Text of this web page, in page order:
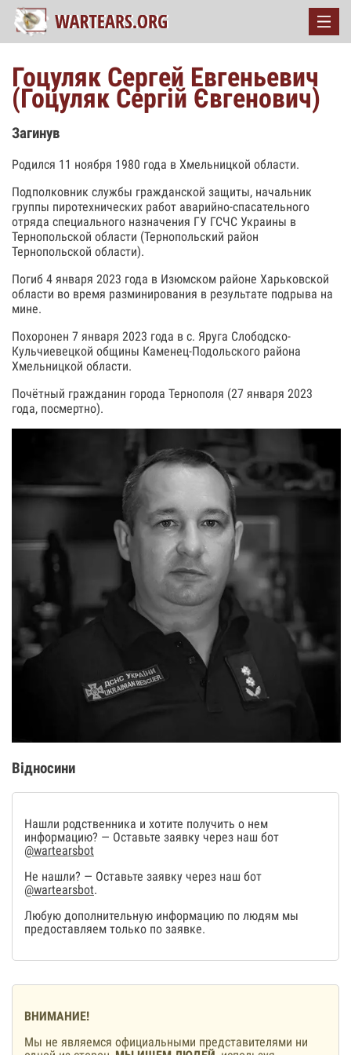
Гоцуляк Сергей Евгеньевич
(Гоцуляк Сергій Євгенович)
Загинув
Родился 11 ноября 1980 года в Хмельницкой области.
Подполковник службы гражданской защиты, начальник
группы пиротехнических работ аварийно-спасательного
отряда специального назначения ГУ ГСЧС Украины в
Тернопольской области (Тернопольский район
Тернопольской области).
Погиб 4 января 2023 года в Изюмском районе Харьковской
области во время разминирования в результате подрыва на
мине.
Похоронен 7 января 2023 года в с. Яруга Слободско-
Кульчиевецкой общины Каменец-Подольского района
Хмельницкой области.
Почётный гражданин города Тернополя (27 января 2023
года, посмертно).
Відносини
Нашли родственника и хотите получить о нем
информацию? — Оставьте заявку через наш бот
@wartearsbot
Не нашли? — Оставьте заявку через наш бот
@wartearsbot.
Любую дополнительную информацию по людям мы
предоставляем только по заявке.
ВНИМАНИЕ!
Мы не являемся официальными представителями ни